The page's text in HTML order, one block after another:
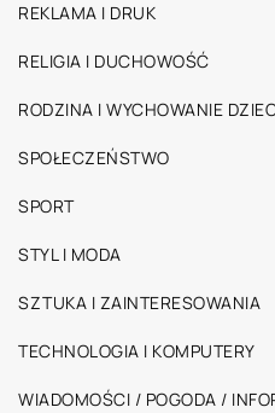
REKLAMA I DRUK
RELIGIA I DUCHOWOŚĆ
RODZINA I WYCHOWANIE
SPOŁECZEŃSTWO
SPORT
STYL I MODA
SZTUKA I ZAINTERESOWANIA
TECHNOLOGIA I KOMPUTERY
WIADOMOŚCI / POGODA /